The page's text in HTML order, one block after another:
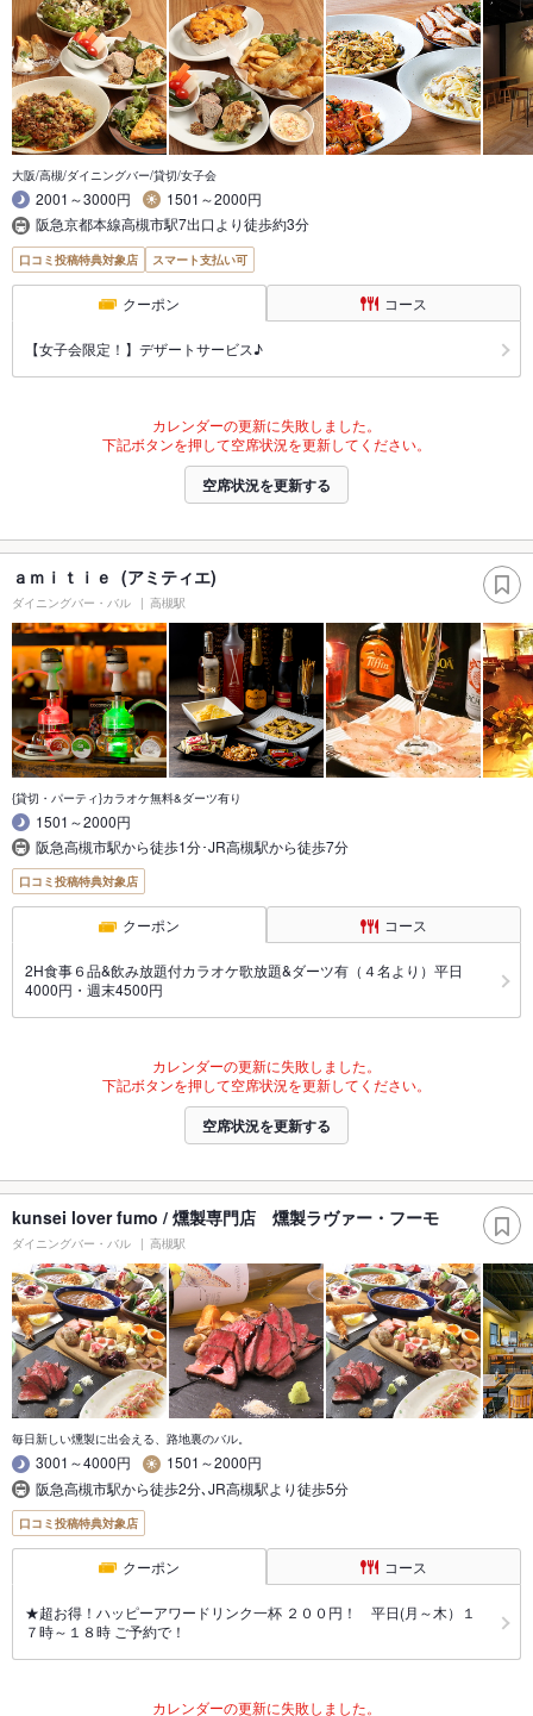
大阪/高槻/ダイニングバー/貸切/女子会
2001～3000円
1501～2000円
阪急京都本線高槻市駅7出口より徒歩約3分
口コミ投稿特典対象店 スマート支払い可
クーポン コース
【女子会限定！】デザートサービス♪
カレンダーの更新に失敗しました。
下記ボタンを押して空席状況を更新してください。
空席状況を更新する
ａｍｉｔｉｅ (アミティエ)
ダイニングバー・バル 高槻駅
{貸切・パーティ}カラオケ無料&ダーツ有り
1501～2000円
阪急高槻市駅から徒歩1分･JR高槻駅から徒歩7分
口コミ投稿特典対象店
クーポン コース
2H食事６品&飲み放題付カラオケ歌放題&ダーツ有（４名より）平日
4000円・週末4500円
カレンダーの更新に失敗しました。
下記ボタンを押して空席状況を更新してください。
空席状況を更新する
kunsei lover fumo / 燻製専門店 燻製ラヴァー・フーモ
ダイニングバー・バル 高槻駅
毎日新しい燻製に出会える、路地裏のバル。
3001～4000円
1501～2000円
阪急高槻市駅から徒歩2分､JR高槻駅より徒歩5分
口コミ投稿特典対象店
クーポン コース
★超お得！ハッピーアワードリンク一杯 ２００円！ 平日(月～木）１
７時～１８時 ご予約で！
カレンダーの更新に失敗しました。